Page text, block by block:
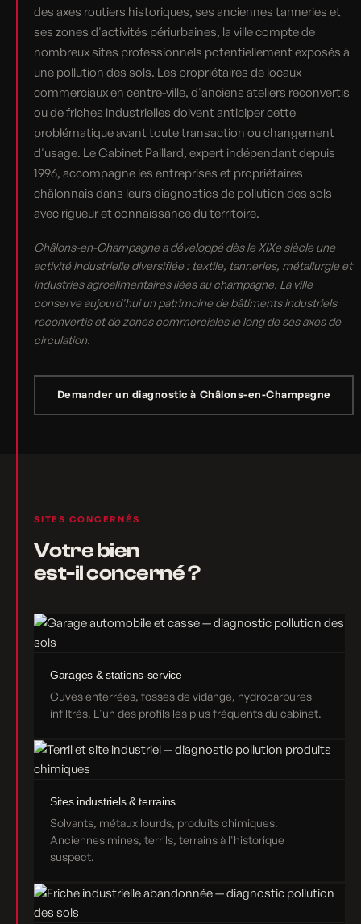
des axes routiers historiques, ses anciennes tanneries et
ses zones d'activités périurbaines, la ville compte de
nombreux sites professionnels potentiellement exposés à
une pollution des sols. Les propriétaires de locaux
commerciaux en centre-ville, d'anciens ateliers reconvertis
ou de friches industrielles doivent anticiper cette
problématique avant toute transaction ou changement
d'usage. Le Cabinet Paillard, expert indépendant depuis
1996, accompagne les entreprises et propriétaires
châlonnais dans leurs diagnostics de pollution des sols
avec rigueur et connaissance du territoire.
Châlons-en-Champagne a développé dès le XIXe siècle une
activité industrielle diversifiée : textile, tanneries, métallurgie et
industries agroalimentaires liées au champagne. La ville
conserve aujourd'hui un patrimoine de bâtiments industriels
reconvertis et de zones commerciales le long de ses axes de
circulation.
Demander un diagnostic à Châlons-en-Champagne
SITES CONCERNÉS
Votre bien
est-il concerné ?
Garages & stations-service
Cuves enterrées, fosses de vidange, hydrocarbures
infiltrés. L'un des profils les plus fréquents du cabinet.
Sites industriels & terrains
Solvants, métaux lourds, produits chimiques.
Anciennes mines, terrils, terrains à l'historique
suspect.